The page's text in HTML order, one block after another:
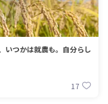
いつかは就農も。自分らし
17